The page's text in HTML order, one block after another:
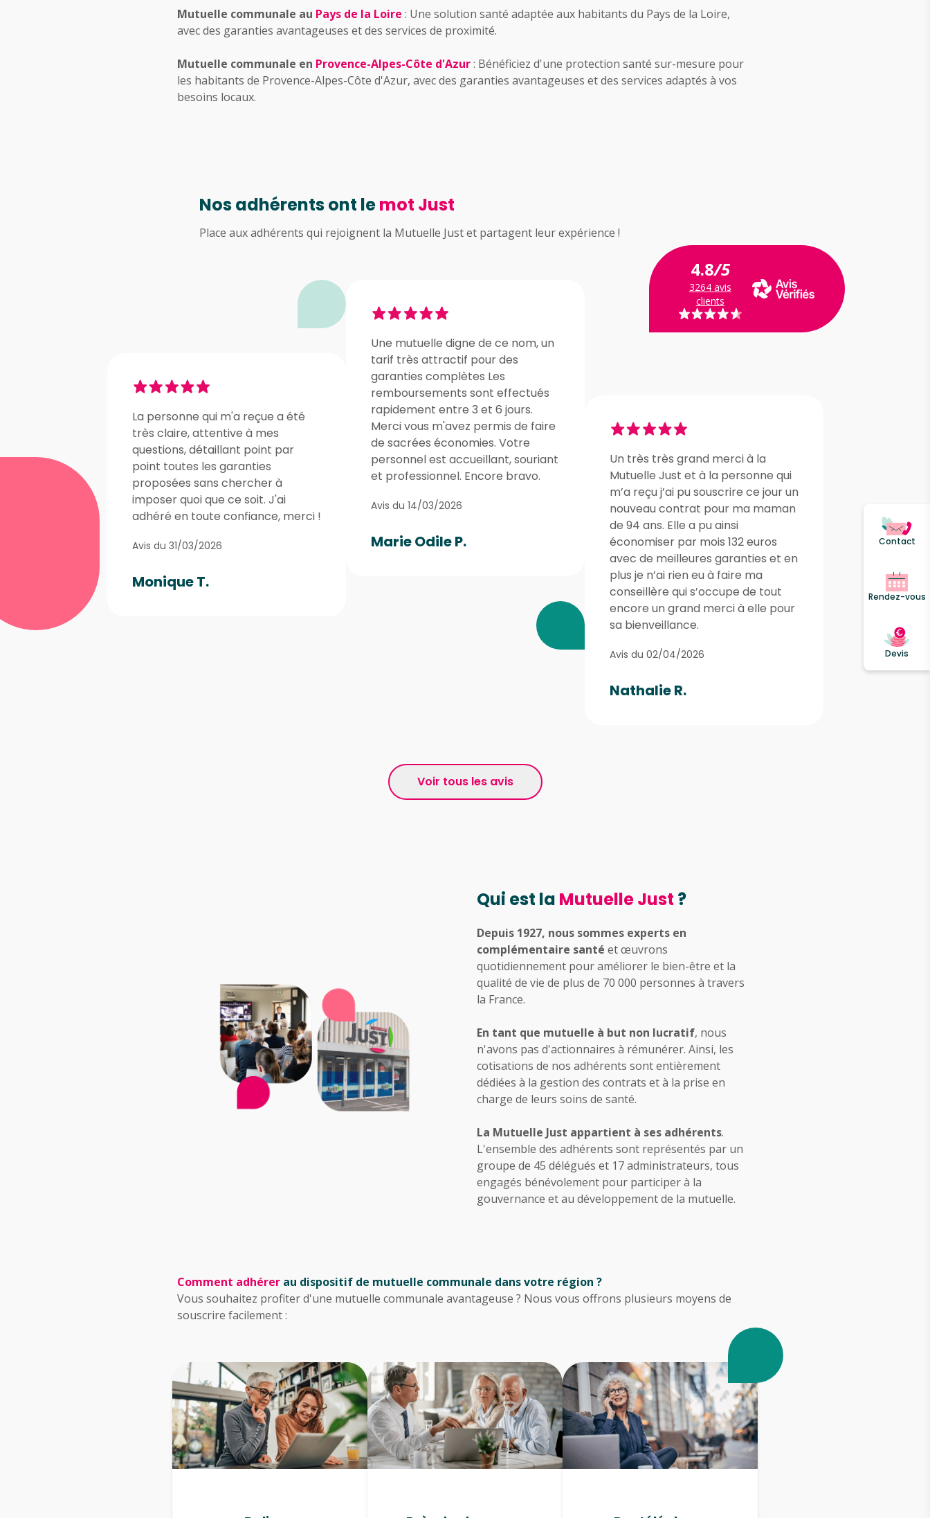
Mutuelle communale au Pays de la Loire : Une solution santé adaptée aux habitants du Pays de la Loire,
avec des garanties avantageuses et des services de proximité.
Mutuelle communale en Provence-Alpes-Côte d'Azur: Bénéficiez d'une protection santé sur-mesure pour
les habitants de Provence-Alpes-Côte d'Azur, avec des garanties avantageuses et des services adaptés à vos
besoins locaux.
Nos adhérents ont lemot Just
Place aux adhérents qui rejoignent la Mutuelle Just et partagent leur expérience !
La personne qui m'a reçue a été
très claire, attentive à mes
questions, détaillant point par
point toutes les garanties
proposées sans chercher à
imposer quoi que ce soit. J'ai
adhéré en toute confiance, merci !
Avis du 31/03/2026
Monique T.
4.8/5
3264 avis
clients
Une mutuelle digne de ce nom, un
tarif très attractif pour des
garanties complètes Les
remboursements sont effectués
rapidement entre 3 et 6 jours.
Merci vous m'avez permis de faire
de sacrées économies. Votre
personnel est accueillant, souriant
et professionnel. Encore bravo.
Avis du 14/03/2026
Marie Odile P.
Un très très grand merci à la
Mutuelle Just et à la personne qui
m’a reçu j’ai pu souscrire ce jour un
nouveau contrat pour ma maman
de 94 ans. Elle a pu ainsi
économiser par mois 132 euros
avec de meilleures garanties et en
plus je n’ai rien eu à faire ma
conseillère qui s’occupe de tout
encore un grand merci à elle pour
sa bienveillance.
Avis du 02/04/2026
Nathalie R.
Voir tous les avis
Qui est la Mutuelle Just ?
Depuis 1927, nous sommes experts en
complémentaire santé et œuvrons
quotidiennement pour améliorer le bien-être et la
qualité de vie de plus de 70 000 personnes à travers
la France.
En tant que mutuelle à but non lucratif, nous
n'avons pas d'actionnaires à rémunérer. Ainsi, les
cotisations de nos adhérents sont entièrement
dédiées à la gestion des contrats et à la prise en
charge de leurs soins de santé.
La Mutuelle Just appartient à ses adhérents.
L'ensemble des adhérents sont représentés par un
groupe de 45 délégués et 17 administrateurs, tous
engagés bénévolement pour participer à la
gouvernance et au développement de la mutuelle.
Comment adhérer au dispositif de mutuelle communale dans votre région ?
Vous souhaitez profiter d'une mutuelle communale avantageuse ? Nous vous offrons plusieurs moyens de
souscrire facilement :
Contact
Rendez-vous
Devis